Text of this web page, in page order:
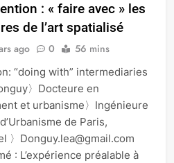
: « faire avec » les
de l’art spatialisé
ago 0 56 mins
“doing with” intermediaries
〉Docteure en
et urbanisme〉Ingénieure
de Paris,
〉Donguy.lea@gmail.com
: L’expérience préalable à